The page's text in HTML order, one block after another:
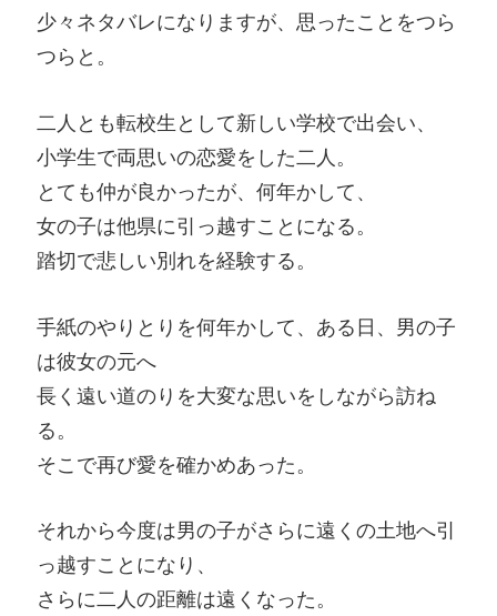
少々ネタバレになりますが、思ったことをつら
つらと。
二人とも転校生として新しい学校で出会い、
小学生で両思いの恋愛をした二人。
とても仲が良かったが、何年かして、
女の子は他県に引っ越すことになる。
踏切で悲しい別れを経験する。
手紙のやりとりを何年かして、ある日、男の子
は彼女の元へ
長く遠い道のりを大変な思いをしながら訪ね
る。
そこで再び愛を確かめあった。
それから今度は男の子がさらに遠くの土地へ引
っ越すことになり、
さらに二人の距離は遠くなった。